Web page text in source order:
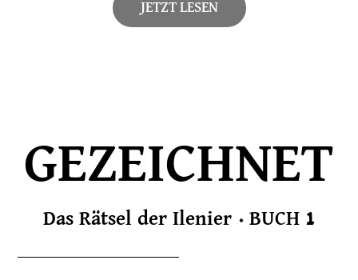
JETZT LESEN
GEZEICHNET
Das Rätsel der Ilenier · BUCH 1